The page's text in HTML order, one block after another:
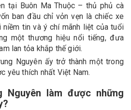
tại Buôn Ma Thuộc – thủ phủ cà
ban đầu chỉ vỏn vẹn là chiếc xe
tin và ý chí mãnh liệt của tuổi
một thương hiệu nổi tiếng, đưa
lan tỏa khắp thế giới.
Nguyên ấy trở thành một trong
yêu thích nhất Việt Nam.
Nguyên làm được những